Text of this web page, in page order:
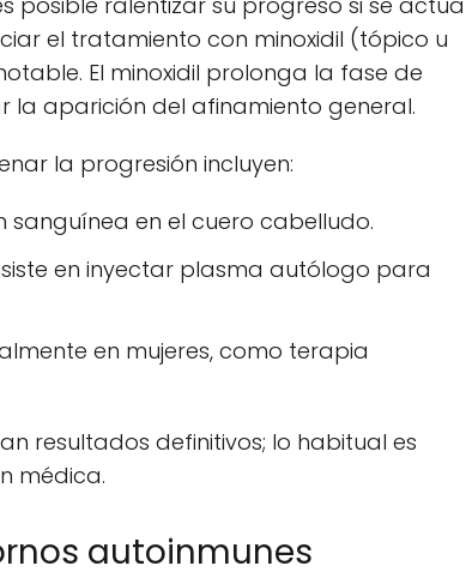
el tratamiento con minoxidil (tópico u
El minoxidil prolonga la fase de
la aparición del afinamiento general.
la progresión incluyen:
sanguínea en el cuero cabelludo.
en inyectar plasma autólogo para
en mujeres, como terapia
resultados definitivos; lo habitual es
médica.
autoinmunes